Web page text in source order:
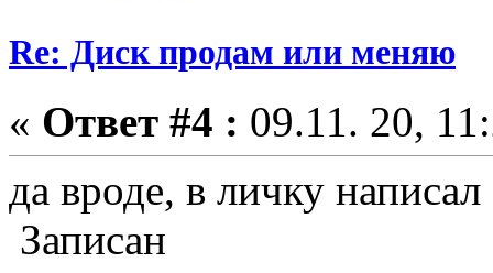
Re: Диск продам или меняю
« Ответ #4 : 09.11. 20,
да вроде, в личку написал
Записан